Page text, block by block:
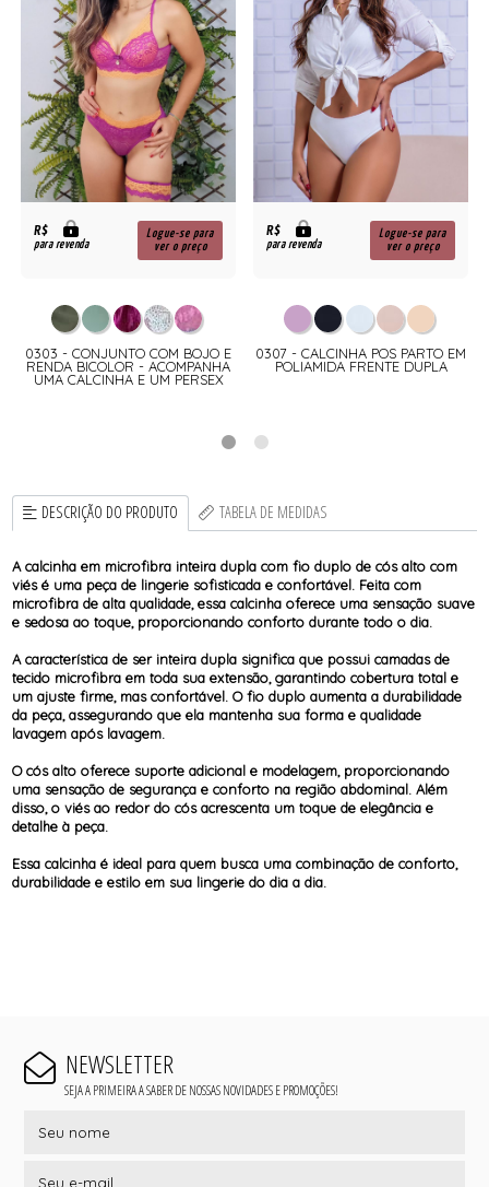
R$
para revenda
Logue-se para
ver o preço
0303 - CONJUNTO COM BOJO E
RENDA BICOLOR - ACOMPANHA
UMA CALCINHA E UM PERSEX
R$
para revenda
Logue-se para
ver o preço
0307 - CALCINHA POS PARTO EM
POLIAMIDA FRENTE DUPLA
DESCRIÇÃO DO PRODUTO TABELA DE MEDIDAS
A calcinha em microfibra inteira dupla com fio duplo de cós alto com
viés é uma peça de lingerie sofisticada e confortável. Feita com
microfibra de alta qualidade, essa calcinha oferece uma sensação suave
e sedosa ao toque, proporcionando conforto durante todo o dia.
A característica de ser inteira dupla significa que possui camadas de
tecido microfibra em toda sua extensão, garantindo cobertura total e
um ajuste firme, mas confortável. O fio duplo aumenta a durabilidade
da peça, assegurando que ela mantenha sua forma e qualidade
lavagem após lavagem.
O cós alto oferece suporte adicional e modelagem, proporcionando
uma sensação de segurança e conforto na região abdominal. Além
disso, o viés ao redor do cós acrescenta um toque de elegância e
detalhe à peça.
Essa calcinha é ideal para quem busca uma combinação de conforto,
durabilidade e estilo em sua lingerie do dia a dia.
NEWSLETTER
SEJA A PRIMEIRA A SABER DE NOSSAS NOVIDADES E PROMOÇÕES!